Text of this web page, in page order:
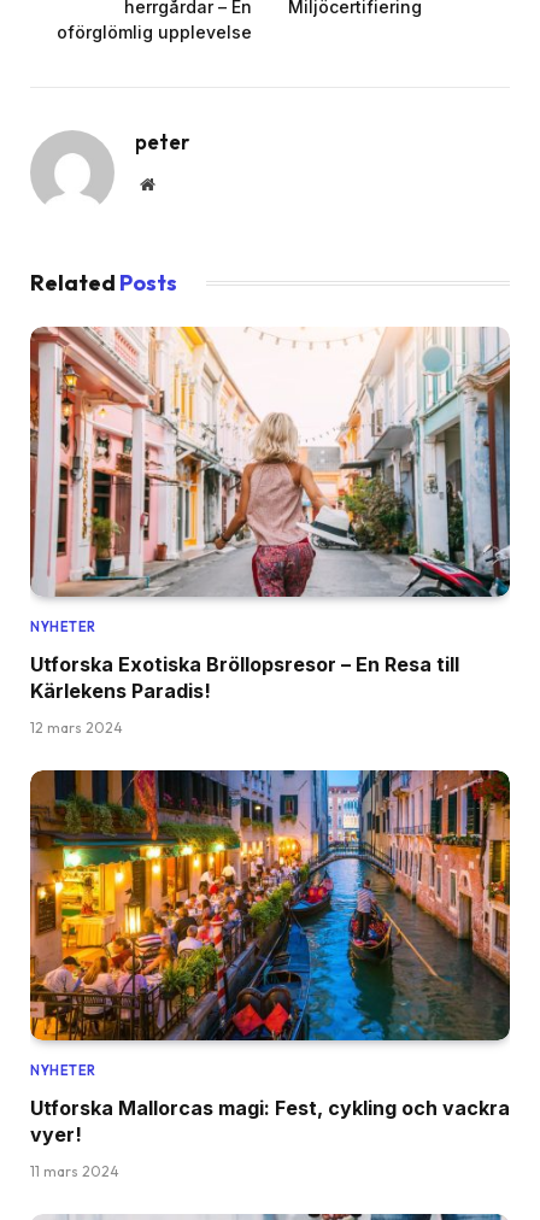
herrgårdar – En
oförglömlig upplevelse
Miljöcertifiering
peter
Website
Related Posts
NYHETER
Utforska Exotiska Bröllopsresor – En Resa till
Kärlekens Paradis!
12 mars 2024
NYHETER
Utforska Mallorcas magi: Fest, cykling och vackra
vyer!
11 mars 2024